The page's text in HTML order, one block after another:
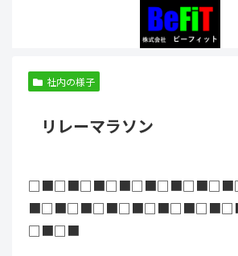
社内の様子
リレーマラソン
□■□■